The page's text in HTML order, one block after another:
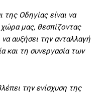
Οδηγίας είναι να
μας, θεσπίζοντας
αυξήσει την ανταλλαγή
και τη συνεργασία των
την ενίσχυση της